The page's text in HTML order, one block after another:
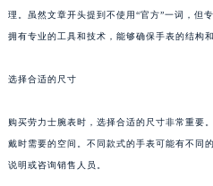
理。虽然文章开头提到不使用“官方”一词，但
拥有专业的工具和技术，能够确保手表的结构
选择合适的尺寸
购买劳力士腕表时，选择合适的尺寸非常重要
戴时需要的空间。不同款式的手表可能有不同
说明或咨询销售人员。